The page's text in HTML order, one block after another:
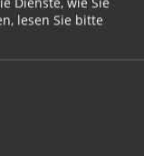
es nur auf
und
Wir
sind nie fertig
uns in unserem
denen wir
lesen Sie bitte